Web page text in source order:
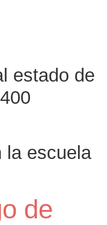
estado de
la escuela
de